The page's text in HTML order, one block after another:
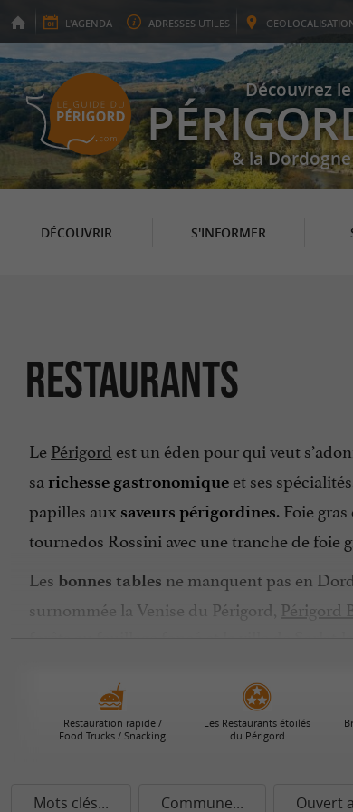
L'AGENDA ADRESSES UTILES GEO
Découvrez le
& la Dordogne
DÉCOUVRIR S'INFORMER
Restaurants
LePérigord est un éden pour qui veut
sa richesse gastronomique et ses
papilles aux saveurs périgordines. Foie
tournedos Rossini avec une tranche de foie
Les bonnes tables ne manquent pas en
surnommée la Venise du Périgord, Périgord
Bien que la star incontestée soit le canard
ou le cèpe. Pour les
fruits, dégustez les
Réservez vite votrerestaurant préféréen
Restauration rapide /
Food Trucks / Snacking
Les Restaurants étoilés
du Périgord
Mots clés... Commune... Ouvert